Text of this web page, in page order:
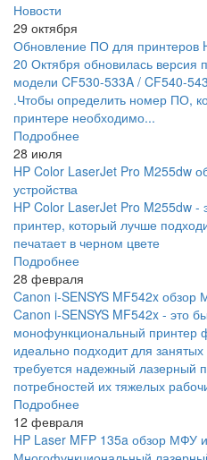
Новости
29 октября
Обновление ПО для принтеров
20 Октября обновилась версия
модели CF530-533A / CF540-
.Чтобы определить номер ПО,
принтере необходимо...
Подробнее
28 июля
HP Color LaserJet Pro M255dw
устройства
HP Color LaserJet Pro M255dw -
принтер, который лучше
печатает в черном цвете
Подробнее
28 февраля
Canon i-SENSYS MF542x обзор
Canon i-SENSYS MF542x - это
монофункциональный принтер
идеально подходит для
требуется надежный лазерный
потребностей их тяжелых
Подробнее
12 февраля
HP Laser MFP 135a обзор МФУ